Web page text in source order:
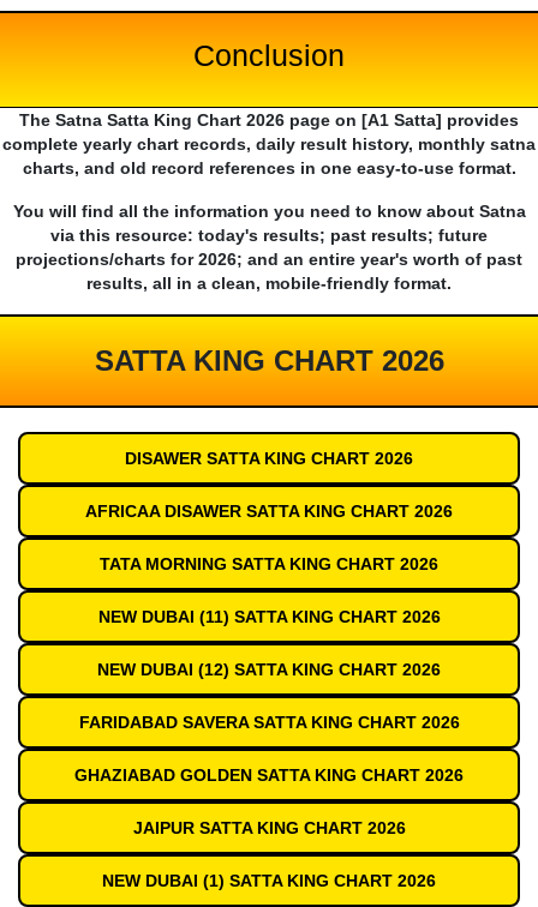
Conclusion
The Satna Satta King Chart 2026 page on [A1 Satta] provides
complete yearly chart records, daily result history, monthly satna
charts, and old record references in one easy-to-use format.
You will find all the information you need to know about Satna
via this resource: today's results; past results; future
projections/charts for 2026; and an entire year's worth of past
results, all in a clean, mobile-friendly format.
SATTA KING CHART 2026
DISAWER SATTA KING CHART 2026
AFRICAA DISAWER SATTA KING CHART 2026
TATA MORNING SATTA KING CHART 2026
NEW DUBAI (11) SATTA KING CHART 2026
NEW DUBAI (12) SATTA KING CHART 2026
FARIDABAD SAVERA SATTA KING CHART 2026
GHAZIABAD GOLDEN SATTA KING CHART 2026
JAIPUR SATTA KING CHART 2026
NEW DUBAI (1) SATTA KING CHART 2026